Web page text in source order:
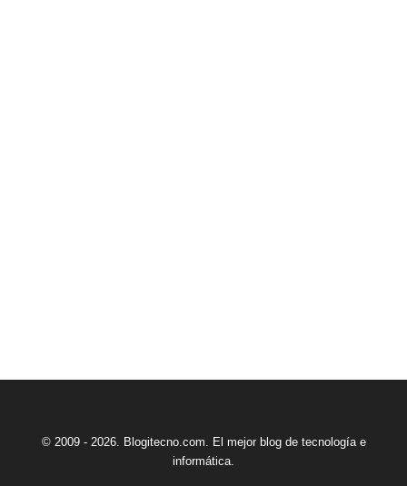
© 2009 - 2026. Blogitecno.com. El mejor blog de tecnología e
informática.